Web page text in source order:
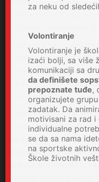
mesta za život
Humanitarna
mogućnost
studentima i osobama
na pozicijiličnog
razvoju.
Takođe, ukoliko si već
studentskih obaveza
za volontiranje su
proći pun je znanja i
za neku od
Volontiranje
Volontiranje je
izaći bolji, sa više
komunikaciji sa
da definišete
prepoznate tuđe,
organizujete
zadatak. Da
motivisani za rad
individualne
se da sa nama
na sportske
Škole životnih